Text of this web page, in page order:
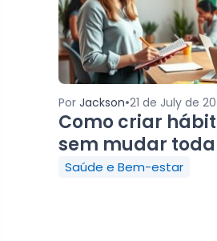
Por Jackson•21 de July de
Como criar
sem mudar
Saúde e Bem-estar